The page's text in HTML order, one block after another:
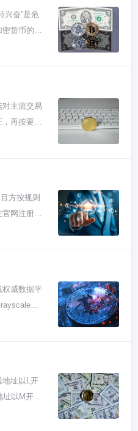
一长串由
最高权限
导入，但
能被瞬间
挺关键。
找“导入账
入框，把
确认后就
作过程最
被窥屏的风
你用了明
暴露了。
看。导入
由助记词
户就别再
渡的中转
兴奋”是危
货币的价
何药物刺
。真正
捷径的非
们儿，咱得
来“提升状
的头脑和
时刻，但
，跟药物
剂”是啥？
底是啥玩
亮。这种
市场涨跌
都管用，
币圈活下
主流交易
再按要求
程简单直
它们的官
般用邮箱
设个强密
检查下邮
或者提现，
份认证，
是为了防
按要求把
话几小
方按规则
网注册，
支付
包，或者
你得先搞
玩法不一
白皮书里
这
网提示操
权威数据平
”页面详细
大型加密
灰度投资
你直接搜
找
地址以L开
址以M开
准长度就